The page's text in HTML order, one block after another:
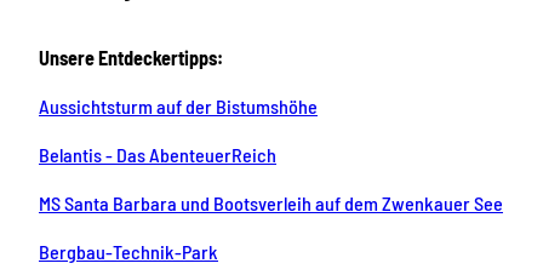
Unsere Entdeckertipps:
Aussichtsturm auf der Bistumshöhe
Belantis - Das AbenteuerReich
MS Santa Barbara und Bootsverleih auf dem Zwenkauer See
Bergbau-Technik-Park